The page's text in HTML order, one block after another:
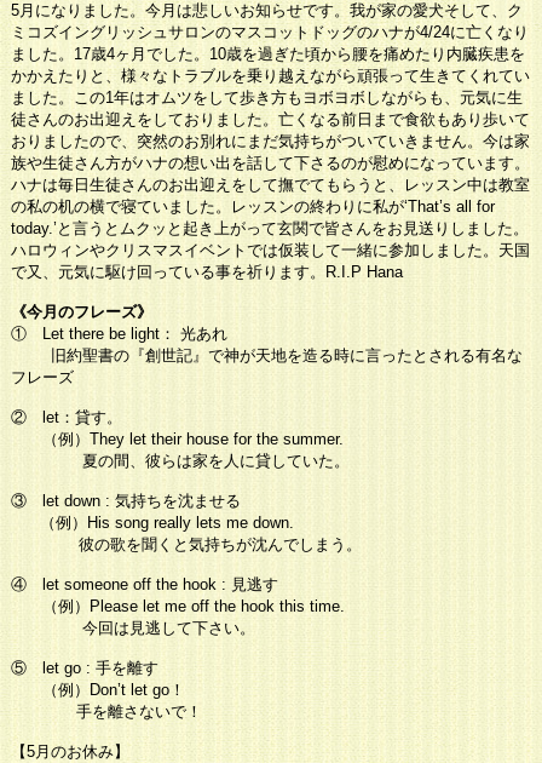
5月になりました。今月は悲しいお知らせです。我が家の愛犬そして、ク
ミコズイングリッシュサロンのマスコットドッグのハナが4/24に亡くなり
ました。17歳4ヶ月でした。10歳を過ぎた頃から腰を痛めたり内臓疾患を
かかえたりと、様々なトラブルを乗り越えながら頑張って生きてくれてい
ました。この1年はオムツをして歩き方もヨボヨボしながらも、元気に生
徒さんのお出迎えをしておりました。亡くなる前日まで食欲もあり歩いて
おりましたので、突然のお別れにまだ気持ちがついていきません。今は家
族や生徒さん方がハナの想い出を話して下さるのが慰めになっています。
ハナは毎日生徒さんのお出迎えをして撫でてもらうと、レッスン中は教室
の私の机の横で寝ていました。レッスンの終わりに私が‘That’s all for
today.’と言うとムクッと起き上がって玄関で皆さんをお見送りしました。
ハロウィンやクリスマスイベントでは仮装して一緒に参加しました。天国
で又、元気に駆け回っている事を祈ります。R.I.P Hana
《今月のフレーズ》
① Let there be light： 光あれ
旧約聖書の『創世記』で神が天地を造る時に言ったとされる有名な
フレーズ
② let： 貸す。
（例） They let their house for the summer.
夏の間、彼らは家を人に貸していた。
③ let down: 気持ちを沈ませる
（例）
His song really lets me down.
彼の歌を聞くと気持ちが沈んでしまう。
④ let someone off the hook: 見逃す
（例）
Please let me off the hook this time.
今回は見逃して下さい。
⑤ let go: 手を離す
（例）Don’t let go！
手を離さないで！
【5月のお休み】